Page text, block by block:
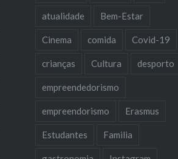
atualidade Bem-Estar
Cinema comida Covid-19
crianças Cultura desporto
empreendedorismo
empreendorismo Erasmus
Estudantes Familia